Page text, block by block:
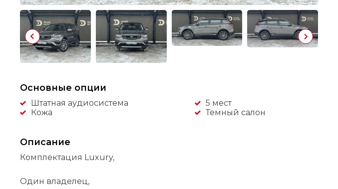
Основные опции
Штатная аудиосистема
5 мест
Кожа
Темный салон
Описание
Комплектация Luxury,
Один владелец,